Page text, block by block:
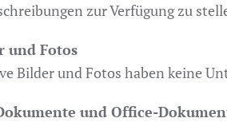
zur Verfügung zu
und Fotos
Bilder und Fotos haben keine
und Office-